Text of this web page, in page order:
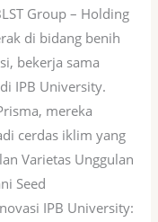
Group – Holding
di bidang benih
bekerja sama
IPB University.
mereka
cerdas iklim yang
Varietas Unggulan
Seed
IPB University: